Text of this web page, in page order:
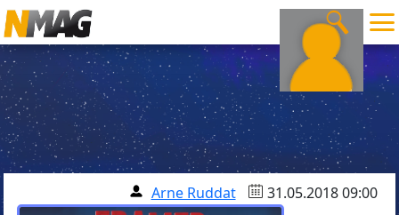
Arne Ruddat 31.05.2018 09:00